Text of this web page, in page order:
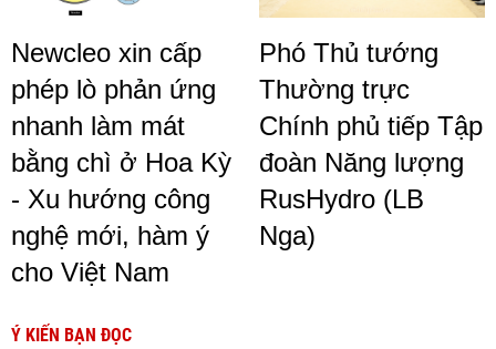
Newcleo xin cấp
phép lò phản ứng
nhanh làm mát
bằng chì ở Hoa Kỳ
- Xu hướng công
nghệ mới, hàm ý
cho Việt Nam
Phó Thủ tướng
Thường trực
Chính phủ tiếp Tập
đoàn Năng lượng
RusHydro (LB
Nga)
Ý KIẾN BẠN ĐỌC